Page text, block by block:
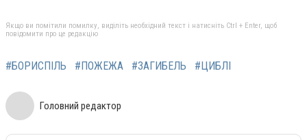
Якщо ви помітили помилку, виділіть необхідний текст і натисніть Ctrl + Enter, щоб
повідомити про це редакцію
#БОРИСПІЛЬ #ПОЖЕЖА #ЗАГИБЕЛЬ #ЦИБЛІ
Головний редактор